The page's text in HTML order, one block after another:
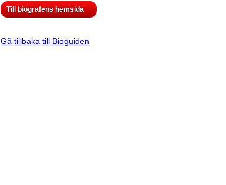
Till biografens hemsida
Gå tillbaka till Bioguiden